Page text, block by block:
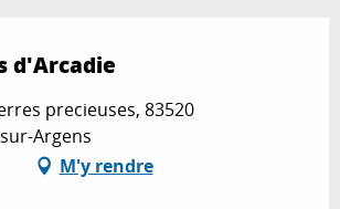
d'Arcadie
precieuses, 83520
Argens
M'y rendre